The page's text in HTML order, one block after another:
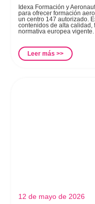
Idexa Formación y
para ofrecer formación
un centro 147 autorizado.
contenidos de alta
normativa europea vigente.
Leer más >>
12 de mayo de 2026